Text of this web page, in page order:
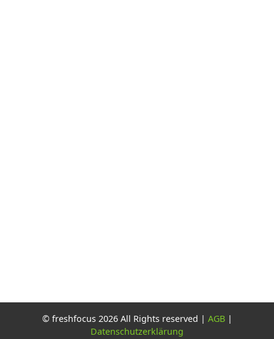
© freshfocus 2026 All Rights reserved | AGB|
Datenschutzerklärung